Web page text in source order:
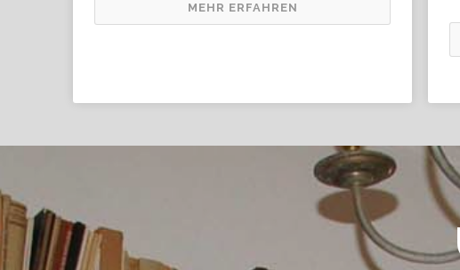
MEHR ERFAHREN